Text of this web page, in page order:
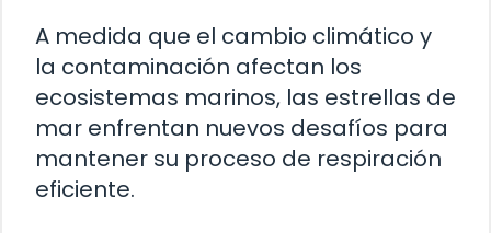
A medida que el cambio climático y
la contaminación afectan los
ecosistemas marinos, las estrellas de
mar enfrentan nuevos desafíos para
mantener su proceso de respiración
eficiente.